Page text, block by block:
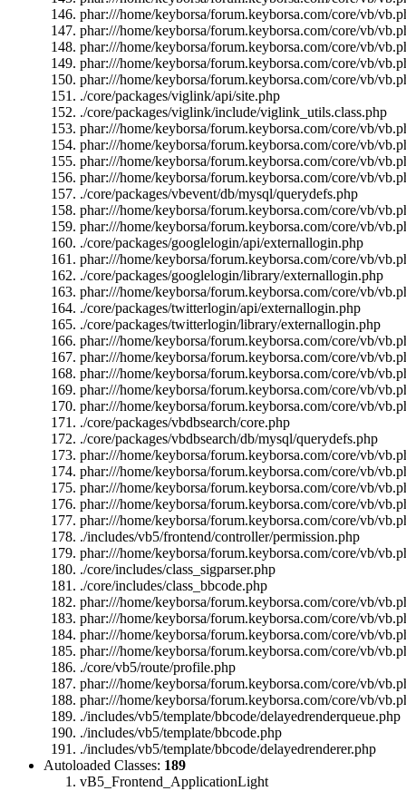
phar:///home/keyborsa/forum.keyborsa.com/core/vb/
phar:///home/keyborsa/forum.keyborsa.com/core/vb/
phar:///home/keyborsa/forum.keyborsa.com/core/vb/
phar:///home/keyborsa/forum.keyborsa.com/core/vb/
phar:///home/keyborsa/forum.keyborsa.com/core/vb/
./core/packages/viglink/api/site.php
./core/packages/viglink/include/viglink_utils.class.php
phar:///home/keyborsa/forum.keyborsa.com/core/vb/
phar:///home/keyborsa/forum.keyborsa.com/core/vb/
phar:///home/keyborsa/forum.keyborsa.com/core/vb/
phar:///home/keyborsa/forum.keyborsa.com/core/vb/
./core/packages/vbevent/db/mysql/querydefs.php
phar:///home/keyborsa/forum.keyborsa.com/core/vb/
phar:///home/keyborsa/forum.keyborsa.com/core/vb/
./core/packages/googlelogin/api/externallogin.php
phar:///home/keyborsa/forum.keyborsa.com/core/vb/
./core/packages/googlelogin/library/externallogin.php
phar:///home/keyborsa/forum.keyborsa.com/core/vb/
./core/packages/twitterlogin/api/externallogin.php
./core/packages/twitterlogin/library/externallogin.php
phar:///home/keyborsa/forum.keyborsa.com/core/vb/
phar:///home/keyborsa/forum.keyborsa.com/core/vb/
phar:///home/keyborsa/forum.keyborsa.com/core/vb/
phar:///home/keyborsa/forum.keyborsa.com/core/vb/
phar:///home/keyborsa/forum.keyborsa.com/core/vb/
./core/packages/vbdbsearch/core.php
./core/packages/vbdbsearch/db/mysql/querydefs.php
phar:///home/keyborsa/forum.keyborsa.com/core/vb/
phar:///home/keyborsa/forum.keyborsa.com/core/vb/
phar:///home/keyborsa/forum.keyborsa.com/core/vb/
phar:///home/keyborsa/forum.keyborsa.com/core/vb/
phar:///home/keyborsa/forum.keyborsa.com/core/vb/
./includes/vb5/frontend/controller/permission.php
phar:///home/keyborsa/forum.keyborsa.com/core/vb/
./core/includes/class_sigparser.php
./core/includes/class_bbcode.php
phar:///home/keyborsa/forum.keyborsa.com/core/vb/
phar:///home/keyborsa/forum.keyborsa.com/core/vb/
phar:///home/keyborsa/forum.keyborsa.com/core/vb/
phar:///home/keyborsa/forum.keyborsa.com/core/vb/
./core/vb5/route/profile.php
phar:///home/keyborsa/forum.keyborsa.com/core/vb/
phar:///home/keyborsa/forum.keyborsa.com/core/vb/
./includes/vb5/template/bbcode/delayedrenderqueue.php
./includes/vb5/template/bbcode.php
./includes/vb5/template/bbcode/delayedrenderer.php
Autoloaded Classes: 189
vB5_Frontend_ApplicationLight